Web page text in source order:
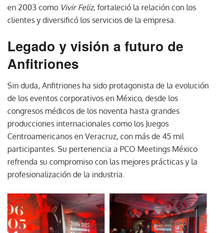
en 2003 como Vivir Feliz, fortaleció la relación con los
clientes y diversificó los servicios de la empresa.
Legado y visión a futuro de
Anfitriones
Sin duda, Anfitriones ha sido protagonista de la evolución
de los eventos corporativos en México, desde los
congresos médicos de los noventa hasta grandes
producciones internacionales como los Juegos
Centroamericanos en Veracruz, con más de 45 mil
participantes. Su pertenencia a PCO Meetings México
refrenda su compromiso con las mejores prácticas y la
profesionalización de la industria.